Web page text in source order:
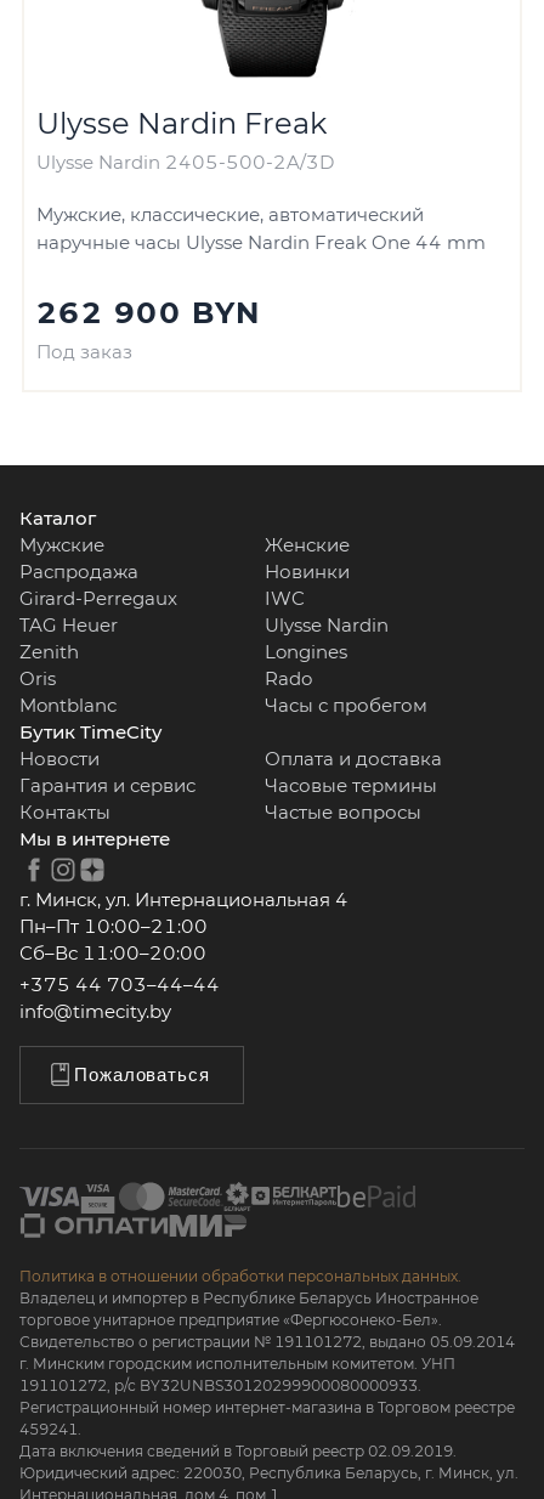
Ulysse Nardin Freak
Ulysse Nardin 2405-500-2A/3D
Мужские, классические, автоматический
наручные часы Ulysse Nardin Freak One 44 mm
262 900 BYN
Под заказ
Каталог
Мужские
Женские
Распродажа
Новинки
Girard-Perregaux
IWC
TAG Heuer
Ulysse Nardin
Zenith
Longines
Oris
Rado
Montblanc
Часы с пробегом
Бутик TimeCity
Новости
Оплата и доставка
Гарантия и сервис
Часовые термины
Контакты
Частые вопросы
Мы в интернете
г. Минск, ул. Интернациональная 4
Пн–Пт 10:00–21:00
Сб–Вс 11:00–20:00
+375 44 703–44–44
info@timecity.by
Пожаловаться
Политика в отношении обработки персональных данных.
Владелец и импортер в Республике Беларусь Иностранное
торговое унитарное предприятие «Фергюсонеко-Бел».
Свидетельство о регистрации № 191101272, выдано 05.09.2014
г. Минским городским исполнительным комитетом. УНП
191101272, р/с BY32UNBS30120299900080000933.
Регистрационный номер интернет-магазина в Торговом реестре
459241.
Дата включения сведений в Торговый реестр 02.09.2019.
Юридический адрес: 220030, Республика Беларусь, г. Минск, ул.
Интернациональная, дом 4, пом 1.